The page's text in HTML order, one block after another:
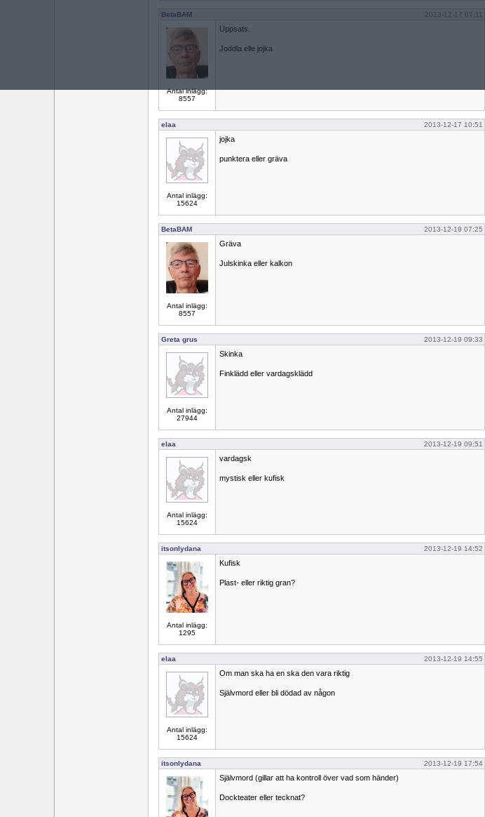
BetaBAM 2013-12-17 07:11
Antal inlägg:
8557
Uppsats.
Joddla elle jojka
elaa 2013-12-17 10:51
Antal inlägg:
15624
jojka
punktera eller gräva
BetaBAM 2013-12-19 07:25
Antal inlägg:
8557
Gräva
Julskinka eller kalkon
Greta grus 2013-12-19 09:33
Antal inlägg:
27944
Skinka
Finklädd eller vardagsklädd
elaa 2013-12-19 09:51
Antal inlägg:
15624
vardagsk
mystisk eller kufisk
itsonlydana 2013-12-19 14:52
Antal inlägg:
1295
Kufisk
Plast- eller riktig gran?
elaa 2013-12-19 14:55
Antal inlägg:
15624
Om man ska ha en ska den vara riktig
Självmord eller bli dödad av någon
itsonlydana 2013-12-19 17:54
Självmord (gillar att ha kontroll över vad som händer)
Dockteater eller tecknat?